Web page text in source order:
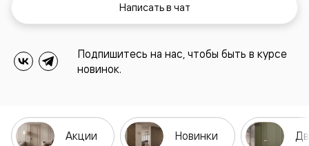
Написать в чат
Подпишитесь на нас, чтобы быть в курсе
новинок.
Акции Новинки